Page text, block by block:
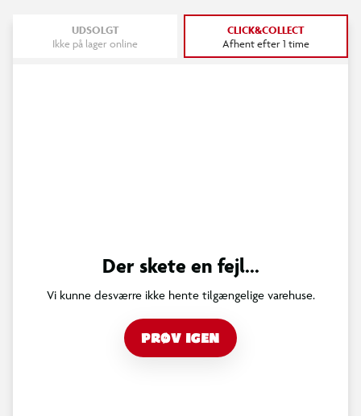
UDSOLGT
Ikke på lager online
CLICK&COLLECT
Afhent efter 1 time
Der skete en fejl...
Vi kunne desværre ikke hente tilgængelige varehuse.
PRØV IGEN